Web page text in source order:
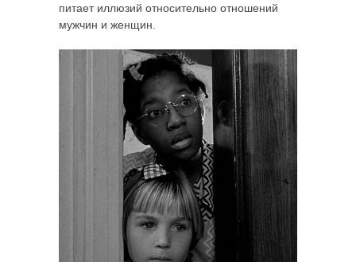
питает иллюзий относительно отношений
мужчин и женщин.